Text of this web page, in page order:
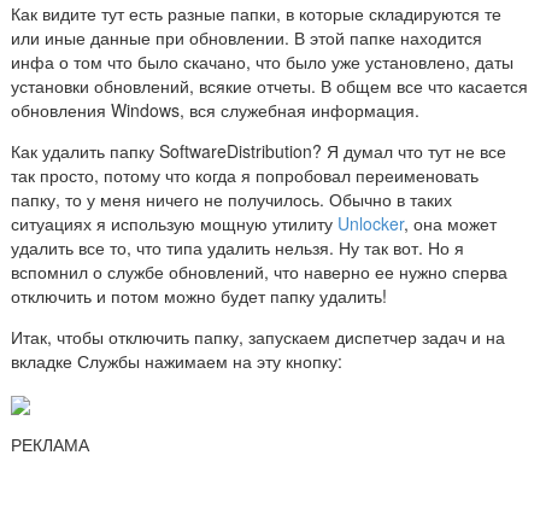
Как видите тут есть разные папки, в которые складируются те
или иные данные при обновлении. В этой папке находится
инфа о том что было скачано, что было уже установлено, даты
установки обновлений, всякие отчеты. В общем все что касается
обновления Windows, вся служебная информация.
Как удалить папку SoftwareDistribution? Я думал что тут не все
так просто, потому что когда я попробовал переименовать
папку, то у меня ничего не получилось. Обычно в таких
ситуациях я использую мощную утилиту Unlocker, она может
удалить все то, что типа удалить нельзя. Ну так вот. Но я
вспомнил о службе обновлений, что наверно ее нужно сперва
отключить и потом можно будет папку удалить!
Итак, чтобы отключить папку, запускаем диспетчер задач и на
вкладке Службы нажимаем на эту кнопку:
РЕКЛАМА